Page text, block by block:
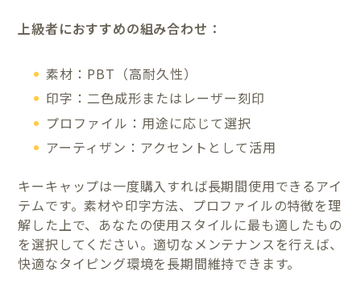
上級者におすすめの組み合わせ：
素材：PBT（高耐久性）
印字：二色成形またはレーザー刻印
プロファイル：用途に応じて選択
アーティザン：アクセントとして活用
キーキャップは一度購入すれば長期間使用できるアイ
テムです。素材や印字方法、プロファイルの特徴を理
解した上で、あなたの使用スタイルに最も適したもの
を選択してください。適切なメンテナンスを行えば、
快適なタイピング環境を長期間維持できます。